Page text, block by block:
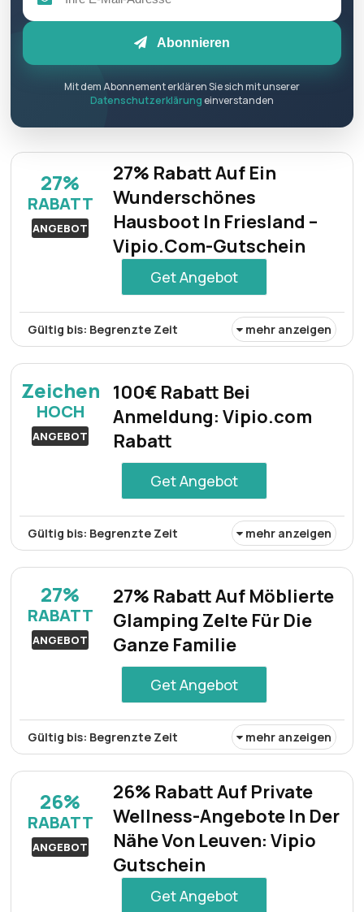
Abonnieren
Mit dem Abonnement erklären Sie sich mit unserer
Datenschutzerklärung einverstanden
27%
RABATT
ANGEBOT
27% Rabatt Auf Ein
Wunderschönes
Hausboot In Friesland –
Vipio.Com-Gutschein
Get Angebot
Gültig bis: Begrenzte Zeit mehr anzeigen
außergewöhnlichen und ruhigen Urlaub inmitten der
Natur suchen.
Zeichen
HOCH
ANGEBOT
100€ Rabatt Bei
Anmeldung: Vipio.com
Rabatt
Get Angebot
Gültig bis: Begrenzte Zeit mehr anzeigen
monatlichen Verlosung eines Guthabens von 100€
teilzunehmen.
27%
RABATT
ANGEBOT
27% Rabatt Auf Möblierte
Glamping Zelte Für Die
Ganze Familie
Get Angebot
Gültig bis: Begrenzte Zeit mehr anzeigen
eingerichtetes Glamping-Zelt, das ein komfortables und
stilvolles Erlebnis für die ganze Familie bietet.
26%
RABATT
ANGEBOT
26% Rabatt Auf Private
Wellness-Angebote In Der
Nähe Von Leuven: Vipio
Gutschein
Get Angebot